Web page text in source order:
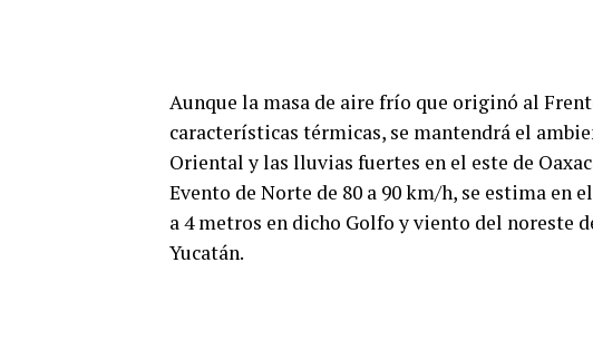
Aunque la masa de aire frío que originó al
características térmicas, se mantendrá el
Oriental y las lluvias fuertes en el este de
Evento de Norte de 80 a 90 km/h, se estima en
a 4 metros en dicho Golfo y viento del noreste
Yucatán.